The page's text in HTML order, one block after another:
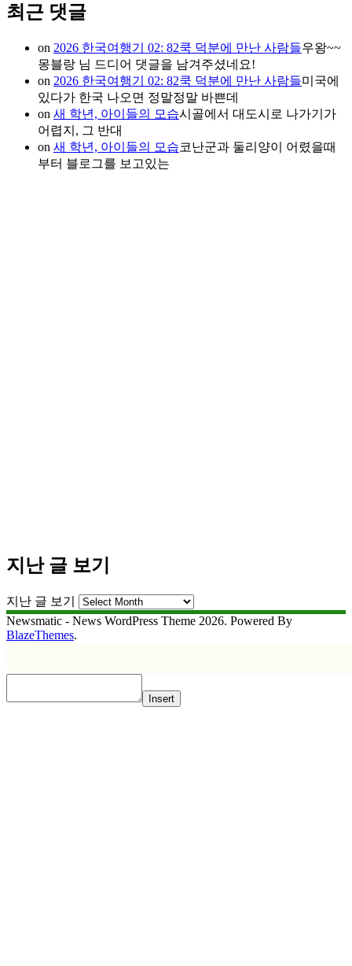
최근 댓글
on 2026 한국여행기 02: 82쿡 덕분에 만난 사람들우왕~~
몽블랑 님 드디어 댓글을 남겨주셨네요!
on 2026 한국여행기 02: 82쿡 덕분에 만난 사람들미국에
있다가 한국 나오면 정말정말 바쁜데
on 새 학년, 아이들의 모습시골에서 대도시로 나가기가
어렵지, 그 반대
on 새 학년, 아이들의 모습코난군과 둘리양이 어렸을때
부터 블로그를 보고있는
지난 글 보기
지난 글 보기
Newsmatic - News WordPress Theme 2026. Powered By
BlazeThemes.
Insert